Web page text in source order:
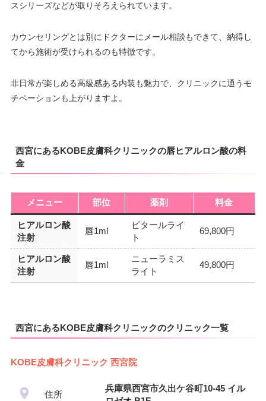
スシリーズなどが取りそろえられています。
カウンセリングとは別にドクターにメール相談もできて、納得し
てから施術が受けられるのも特徴です。
非日常が楽しめる高級感ある内装も魅力で、クリニックに通うモ
チベーションも上がりますよ。
西宮にあるKOBE皮膚科クリニックの唇ヒアルロン酸の料
金
メニュー 部位 薬剤 料金
ヒアルロン酸
注射
唇1ml
ビタールライ
ト
69,800円
ヒアルロン酸
注射
唇1ml
ニューラミス
ライト
49,800円
西宮にあるKOBE皮膚科クリニックのクリニック一覧
KOBE皮膚科クリニック 西宮院
住所
兵庫県西宮市久出ケ谷町10-45 イル